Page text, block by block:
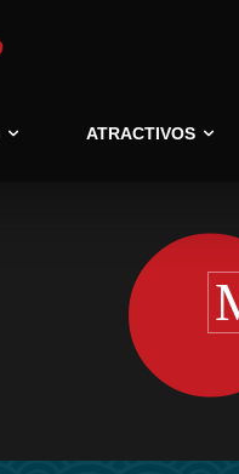
ATRACTIVOS